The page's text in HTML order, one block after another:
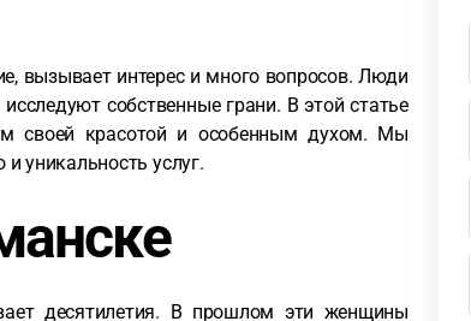
вызывает интерес и много вопросов. Люди
собственные грани. В этой статье
своей красотой и особенным духом. Мы
уникальность услуг.
десятилетия. В прошлом эти женщины